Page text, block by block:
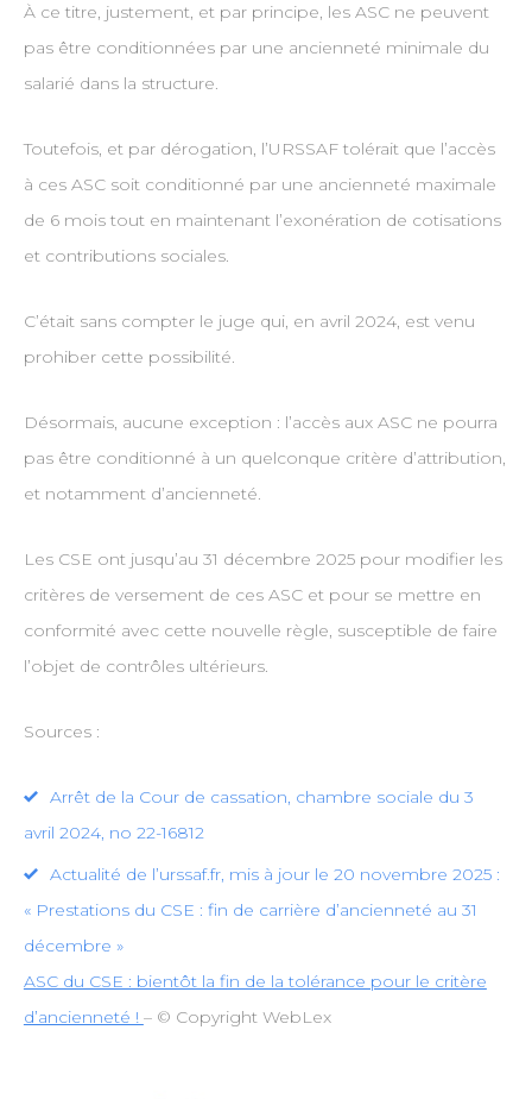
À ce titre, justement, et par principe, les ASC ne peuvent
pas être conditionnées par une ancienneté minimale du
salarié dans la structure.
Toutefois, et par dérogation, l’URSSAF tolérait que l’accès
à ces ASC soit conditionné par une ancienneté maximale
de 6 mois tout en maintenant l’exonération de cotisations
et contributions sociales.
C’était sans compter le juge qui, en avril 2024, est venu
prohiber cette possibilité.
Désormais, aucune exception : l’accès aux ASC ne pourra
pas être conditionné à un quelconque critère d’attribution,
et notamment d’ancienneté.
Les CSE ont jusqu’au 31 décembre 2025 pour modifier les
critères de versement de ces ASC et pour se mettre en
conformité avec cette nouvelle règle, susceptible de faire
l’objet de contrôles ultérieurs.
Sources :
Arrêt de la Cour de cassation, chambre sociale du 3
avril 2024, no 22-16812
Actualité de l’urssaf.fr, mis à jour le 20 novembre 2025 :
« Prestations du CSE : fin de carrière d’ancienneté au 31
décembre »
ASC du CSE : bientôt la fin de la tolérance pour le critère
d’ancienneté ! – © Copyright WebLex